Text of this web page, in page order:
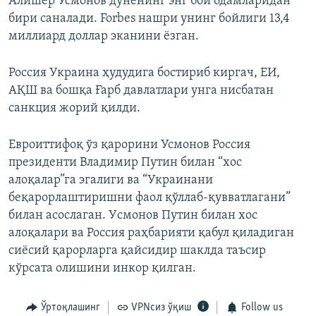
бири саналади. Forbes нашри унинг бойлиги 13,4
миллиард доллар эканини ёзган.
Россия Украина ҳудудига бостириб киргач, ЕИ,
АҚШ ва бошқа Ғарб давлатлари унга нисбатан
санкция жорий қилди.
Евроиттифоқ ўз қарорини Усмонов Россия
президенти Владимир Путин билан “хос
алоқалар”га эгалиги ва “Украинани
беқарорлаштиришни фаол қўллаб-қувватлагани”
билан асослаган. Уcмонов Путин билан хос
алоқалари ва Россия раҳбарияти қабул қиладиган
сиёсий қарорларга қайсидир шаклда таъсир
кўрсата олишини инкор қилган.
Ўртоқлашинг VPNсиз ўқиш Follow us